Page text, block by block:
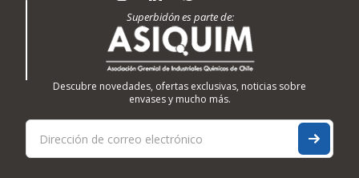
Superbidón es parte de:
Descubre novedades, ofertas exclusivas, noticias sobre
envases y mucho más.